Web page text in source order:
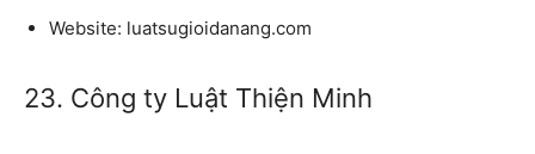
Website: luatsugioidanang.com
23. Công ty Luật Thiện Minh